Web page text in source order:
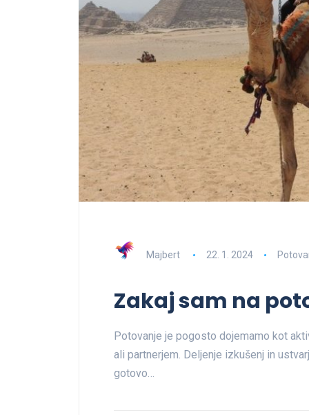
Majbert 22. 1. 2024
Zakaj sam na
Potovanje je pogosto dojemamo kot
ali partnerjem. Deljenje izkušenj in
gotovo…